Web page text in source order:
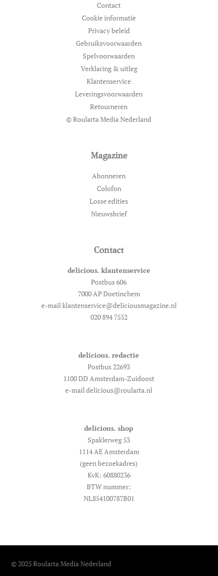
Contact
Cookie informatie
Privacy beleid
Gebruiksvoorwaarden
Spelvoorwaarden
Verklaring & uitleg
Klantenservice
Leveringsvoorwaarden
Retourneren
© Roularta Media Nederland
Magazine
Abonneren
Colofon
Losse edities
Nieuwsbrief
Contact
delicious. klantenservice
Postbus 606
7000 AP Doetinchem
e-mail klantenservice@deliciousmagazine.nl
020 894 7552
delicious. redactie
Postbus 22693
1100 DD Amsterdam-Zuidoost
e-mail delicious@roularta.nl
delicious. shop
Spaklerweg 53
1114 AE Amsterdam
(geen bezoekadres)
KvK: 60880236
BTW nummer:
NL854100787B01
© 2025 Roularta Media Nederland